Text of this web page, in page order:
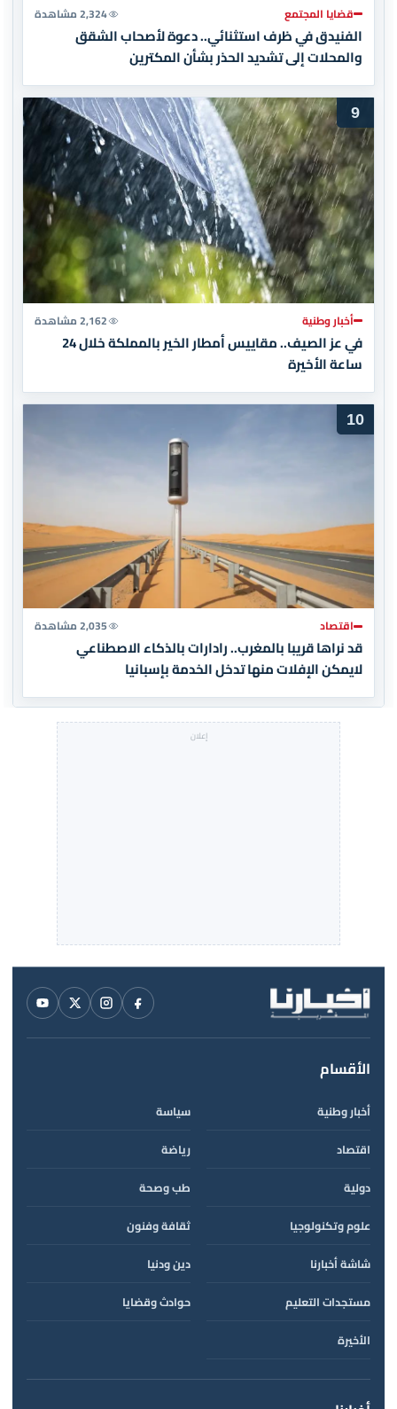
قضايا المجتمع 2,324 مشاهدة
الفنيدق في ظرف استثنائي.. دعوة لأصحاب الشقق
والمحلات إلى تشديد الحذر بشأن المكترين
9
أخبار وطنية 2,162 مشاهدة
في عز الصيف.. مقاييس أمطار الخير بالمملكة خلال 24
ساعة الأخيرة
10
اقتصاد 2,035 مشاهدة
قد نراها قريبا بالمغرب.. رادارات بالذكاء الاصطناعي
لايمكن الإفلات منها تدخل الخدمة بإسبانيا
الأقسام
أخبار وطنية
سياسة
اقتصاد
رياضة
دولية
طب وصحة
علوم وتكنولوجيا
ثقافة وفنون
شاشة أخبارنا
دين ودنيا
مستجدات التعليم
حوادث وقضايا
الأخيرة